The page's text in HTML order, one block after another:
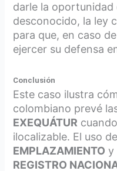
darle la oportunidad
desconocido, la ley
para que, en caso
ejercer su defensa
Conclusión
Este caso ilustra
colombiano prevé
EXEQUÁTUR
ilocalizable. El uso
EMPLAZAMIENTO y
REGISTRO